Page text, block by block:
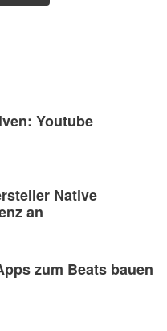
Youtube
Native
an
zum Beats bauen